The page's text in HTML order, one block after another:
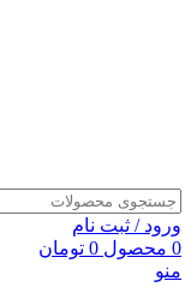
ورود / ثبت نام
0 محصول 0 تومان
منو